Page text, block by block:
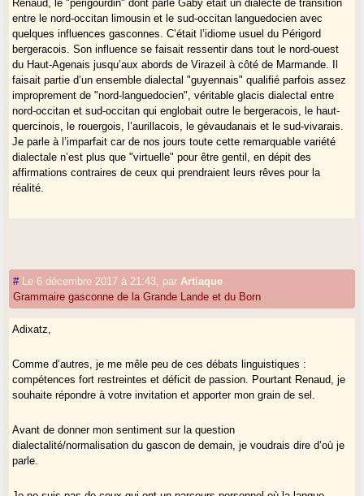
Renaud, le "périgourdin" dont parle Gaby était un dialecte de transition
entre le nord-occitan limousin et le sud-occitan languedocien avec
quelques influences gasconnes. C’était l’idiome usuel du Périgord
bergeracois. Son influence se faisait ressentir dans tout le nord-ouest
du Haut-Agenais jusqu’aux abords de Virazeil à côté de Marmande. Il
faisait partie d’un ensemble dialectal "guyennais" qualifié parfois assez
improprement de "nord-languedocien", véritable glacis dialectal entre
nord-occitan et sud-occitan qui englobait outre le bergeracois, le haut-
quercinois, le rouergois, l’aurillacois, le gévaudanais et le sud-vivarais.
Je parle à l’imparfait car de nos jours toute cette remarquable variété
dialectale n’est plus que "virtuelle" pour être gentil, en dépit des
affirmations contraires de ceux qui prendraient leurs rêves pour la
réalité.
# Le 6 décembre 2017 à 21:43 par Artiaque
Grammaire gasconne de la Grande Lande et du Born
Adixatz,
Comme d’autres, je me mêle peu de ces débats linguistiques :
compétences fort restreintes et déficit de passion. Pourtant Renaud, je
souhaite répondre à votre invitation et apporter mon grain de sel.
Avant de donner mon sentiment sur la question
dialectalité/normalisation du gascon de demain, je voudrais dire d’où je
parle.